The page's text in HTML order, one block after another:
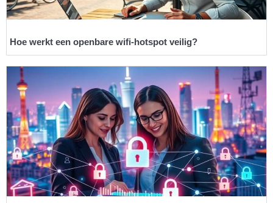
Hoe werkt een openbare wifi-hotspot veilig?